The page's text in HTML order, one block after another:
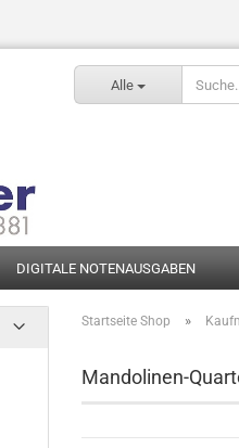
Alle
DIGITALE NOTENAUSGABEN
Startseite Shop »
Mandolinen-